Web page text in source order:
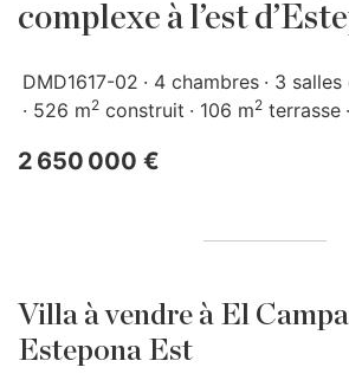
complexe à l’est
DMD1617-02 4 chambres
3 salles
526 m2 construit 106 m2 terrasse
2 650 000 €
Villa à vendre à El
Estepona Est